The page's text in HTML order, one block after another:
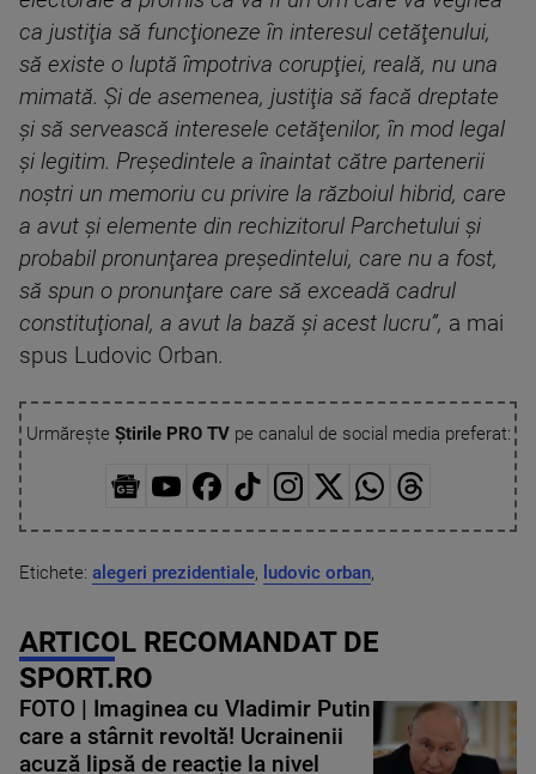
ca justiţia să funcţioneze în interesul cetăţenului,
să existe o luptă împotriva corupţiei, reală, nu una
mimată. Şi de asemenea, justiţia să facă dreptate
şi să servească interesele cetăţenilor, în mod legal
şi legitim. Preşedintele a înaintat către partenerii
noştri un memoriu cu privire la războiul hibrid, care
a avut şi elemente din rechizitorul Parchetului şi
probabil pronunţarea preşedintelui, care nu a fost,
să spun o pronunţare care să exceadă cadrul
constituţional, a avut la bază şi acest lucru”, a mai
spus Ludovic Orban.
Urmărește Știrile PRO TVpe canalul de social media preferat:
Etichete: alegeri prezidentiale, ludovic orban,
ARTICOL RECOMANDAT DE
SPORT.RO
FOTO | Imaginea cu Vladimir Putin
care a stârnit revoltă! Ucrainenii
acuză lipsă de reacție la nivel